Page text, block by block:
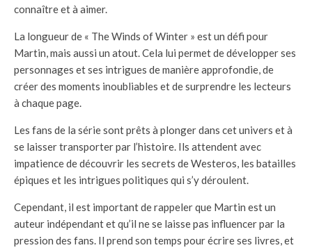
connaître et à aimer.
La longueur de « The Winds of Winter » est un défi pour
Martin, mais aussi un atout. Cela lui permet de développer ses
personnages et ses intrigues de manière approfondie, de
créer des moments inoubliables et de surprendre les lecteurs
à chaque page.
Les fans de la série sont prêts à plonger dans cet univers et à
se laisser transporter par l’histoire. Ils attendent avec
impatience de découvrir les secrets de Westeros, les batailles
épiques et les intrigues politiques qui s’y déroulent.
Cependant, il est important de rappeler que Martin est un
auteur indépendant et qu’il ne se laisse pas influencer par la
pression des fans. Il prend son temps pour écrire ses livres, et